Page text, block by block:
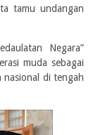
tamu undangan
Negara”
muda sebagai
nasional di tengah